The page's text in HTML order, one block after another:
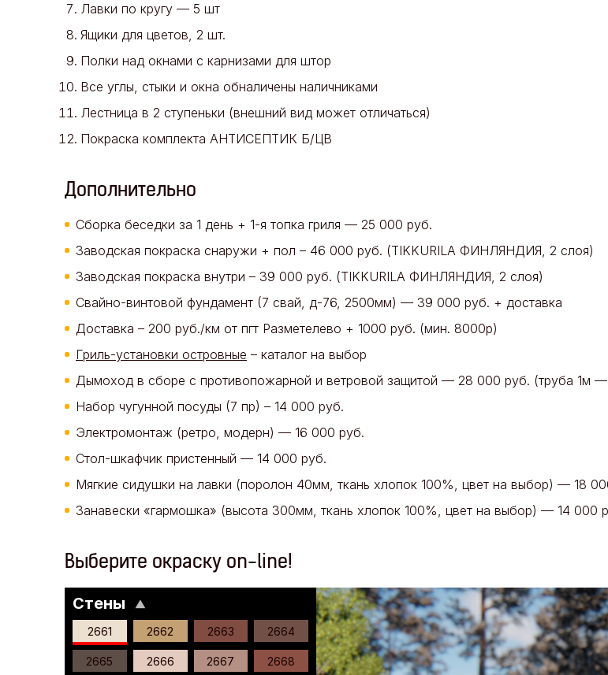
Лавки по кругу — 5 шт
Ящики для цветов, 2 шт.
Полки над окнами с карнизами для штор
Все углы, стыки и окна обналичены наличниками
Лестница в 2 ступеньки (внешний вид может отличаться)
Покраска комплекта АНТИСЕПТИК Б/ЦВ
Дополнительно
Сборка беседки за 1 день + 1-я топка гриля — 25 000 руб.
Заводская покраска снаружи + пол – 46 000 руб. (TIKKURILA ФИНЛЯНДИЯ, 2 слоя)
Заводская покраска внутри – 39 000 руб. (TIKKURILA ФИНЛЯНДИЯ, 2 слоя)
Свайно-винтовой фундамент (7 свай, д-76, 2500мм) — 39 000 руб. + доставка
Доставка – 200 руб./км от пгт Разметелево + 1000 руб. (мин. 8000р)
Гриль-установки островные – каталог на выбор
Дымоход в сборе с противопожарной и ветровой защитой — 28 000 руб. (труба 1м
Набор чугунной посуды (7 пр) – 14 000 руб.
Электромонтаж (ретро, модерн) — 16 000 руб.
Стол-шкафчик пристенный — 14 000 руб.
Мягкие сидушки на лавки (поролон 40мм, ткань хлопок 100%, цвет на выбор) — 18
Занавески «гармошка» (высота 300мм, ткань хлопок 100%, цвет на выбор) — 14 000
Выберите окраску on-line!
Стены
▼
2661
2662 2663 2664
2665 2666 2667 2668